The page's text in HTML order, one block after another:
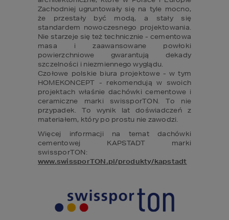
Zachodniej ugruntowały się na tyle mocno,
że przestały być modą, a stały się
standardem nowoczesnego projektowania.
Nie starzeje się też technicznie - cementowa
masa i zaawansowane powłoki
powierzchniowe gwarantują dekady
szczelności i niezmiennego wyglądu.
Czołowe polskie biura projektowe - w tym
HOMEKONCEPT - rekomendują w swoich
projektach właśnie dachówki cementowe i
ceramiczne marki swissporTON. To nie
przypadek. To wynik lat doświadczeń z
materiałem, który po prostu nie zawodzi.
Więcej informacji na temat dachówki
cementowej KAPSTADT marki
www.swissporTON.pl/produkty/kapstadt